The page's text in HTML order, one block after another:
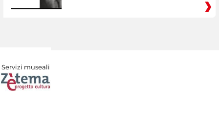
Servizi museali